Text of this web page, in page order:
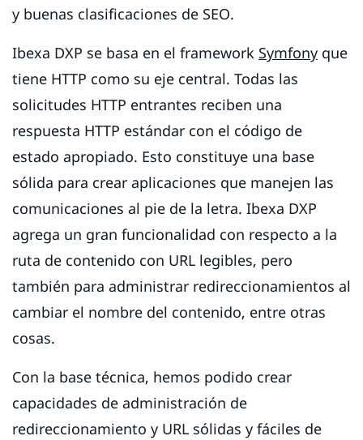
y buenas clasificaciones de SEO.
Ibexa DXP se basa en el framework Symfony que
tiene HTTP como su eje central. Todas las
solicitudes HTTP entrantes reciben una
respuesta HTTP estándar con el código de
estado apropiado. Esto constituye una base
sólida para crear aplicaciones que manejen las
comunicaciones al pie de la letra. Ibexa DXP
agrega un gran funcionalidad con respecto a la
ruta de contenido con URL legibles, pero
también para administrar redireccionamientos al
cambiar el nombre del contenido, entre otras
cosas.
Con la base técnica, hemos podido crear
capacidades de administración de
redireccionamiento y URL sólidas y fáciles de